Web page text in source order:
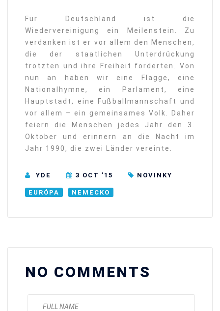
Für Deutschland ist die
Wiedervereinigung ein Meilenstein. Zu
verdanken ist er vor allem den Menschen,
die der staatlichen Unterdrückung
trotzten und ihre Freiheit forderten. Von
nun an haben wir eine Flagge, eine
Nationalhymne, ein Parlament, eine
Hauptstadt, eine Fußballmannschaft und
vor allem – ein gemeinsames Volk. Daher
feiern die Menschen jedes Jahr den 3.
Oktober und erinnern an die Nacht im
Jahr 1990, die zwei Länder vereinte.
YDE 3 OCT ’15 NOVINKY
EURÓPA NEMECKO
NO COMMENTS